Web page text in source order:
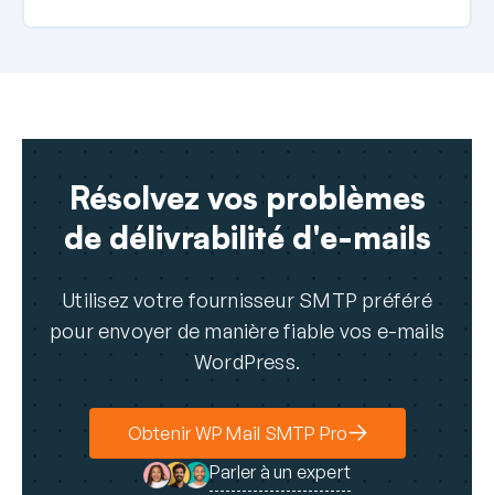
Résolvez vos problèmes
de délivrabilité d'e-mails
Utilisez votre fournisseur SMTP préféré
pour envoyer de manière fiable vos e-mails
WordPress.
Obtenir WP Mail SMTP Pro
Parler à un expert